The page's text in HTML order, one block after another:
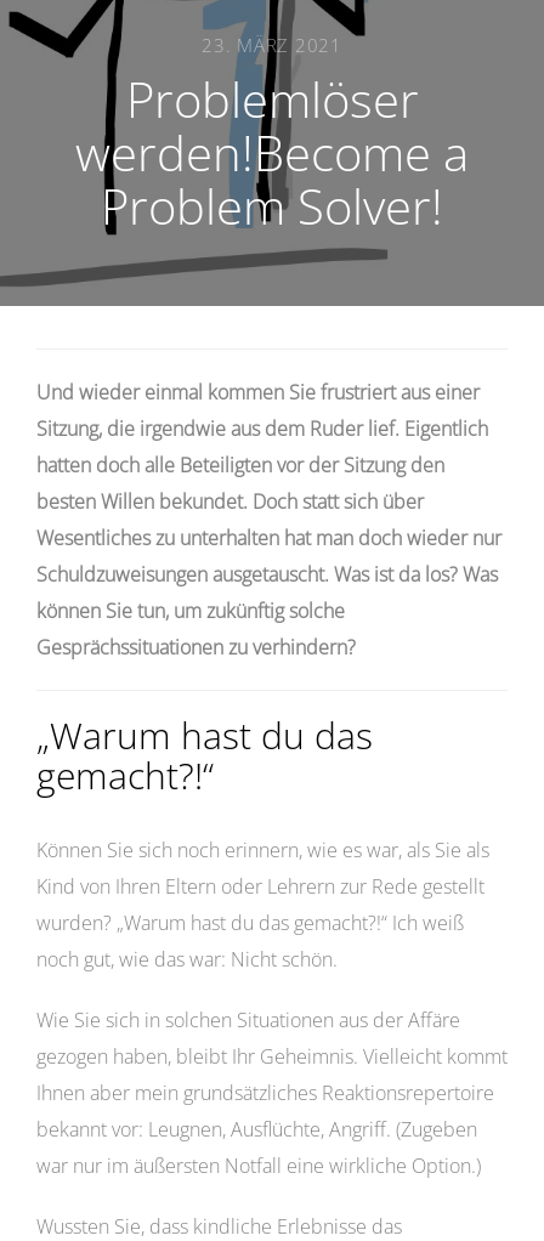
23. MÄRZ 2021
Problemlöser
werden!Become a
Problem Solver!
Und wieder einmal kommen Sie frustriert aus einer
Sitzung, die irgendwie aus dem Ruder lief. Eigentlich
hatten doch alle Beteiligten vor der Sitzung den
besten Willen bekundet. Doch statt sich über
Wesentliches zu unterhalten hat man doch wieder nur
Schuldzuweisungen ausgetauscht. Was ist da los? Was
können Sie tun, um zukünftig solche
Gesprächssituationen zu verhindern?
„Warum hast du das
gemacht?!“
Können Sie sich noch erinnern, wie es war, als Sie als
Kind von Ihren Eltern oder Lehrern zur Rede gestellt
wurden? „Warum hast du das gemacht?!“ Ich weiß
noch gut, wie das war: Nicht schön.
Wie Sie sich in solchen Situationen aus der Affäre
gezogen haben, bleibt Ihr Geheimnis. Vielleicht kommt
Ihnen aber mein grundsätzliches Reaktionsrepertoire
bekannt vor: Leugnen, Ausflüchte, Angriff. (Zugeben
war nur im äußersten Notfall eine wirkliche Option.)
Wussten Sie, dass kindliche Erlebnisse das